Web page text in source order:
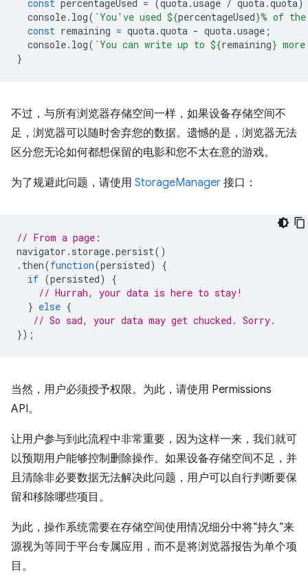
const percentageUsed = (quota.usage / quota.quota)
console. log( `You've used ${percentageUsed}% of
const remaining = quota.quota - quota.usage ;
console. log( `You can write up to ${remaining}
}
不过，与所有浏览器存储空间一样，如果设备存储空间不
足，浏览器可以随时舍弃您的数据。遗憾的是，浏览器无法
区分您无论如何都想保留的电影和您不太在意的游戏。
为了规避此问题，请使用 StorageManager 接口：
// From a page:
navigator . storage.persist()
. then(function(persisted)
{
if (persisted)
{
// Hurrah, your data is here to stay!
} else {
// So sad, your data may get chucked. Sorry.
});
当然，用户必须授予权限。为此，请使用 Permissions
API。
让用户参与到此流程中非常重要，因为这样一来，我们就可
以预期用户能够控制删除操作。如果设备存储空间不足，并
且清除非必要数据无法解决此问题，用户可以自行判断要保
留和移除哪些项目。
为此，操作系统需要在存储空间使用情况细分中将“持久”来
源视为等同于平台专属应用，而不是将浏览器报告为单个项
目。